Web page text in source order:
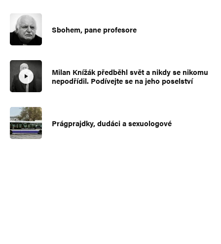
Sbohem, pane profesore
Milan Knížák předběhl svět a nikdy se nikomu
nepodřídil. Podívejte se na jeho poselství
Prágprajdky, dudáci a sexuologové